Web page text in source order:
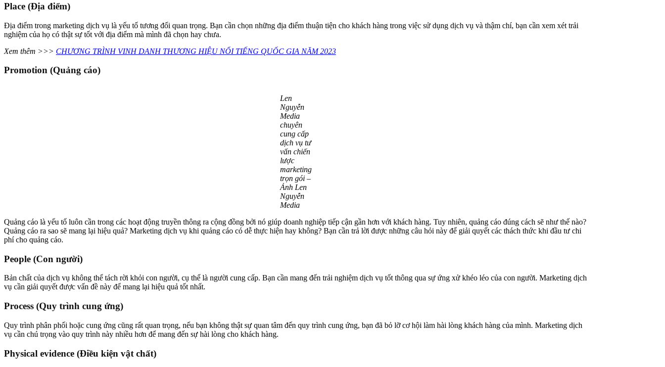
Place (Địa điểm)
Địa điểm trong marketing dịch vụ là yếu tố tương đối quan trọng. Bạn cần chọn những địa điểm thuận tiện cho khách hàng trong việc sử dụng dịch vụ và thậm chí, bạn cần xem xét trải
nghiệm của họ có thật sự tốt với địa điểm mà mình đã chọn hay chưa.
Xem thêm >>> CHƯƠNG TRÌNH VINH DANH THƯƠNG HIỆU NỔI TIẾNG QUỐC GIA NĂM 2023
Promotion (Quảng cáo)
Len
Nguyễn
Media
chuyên
cung cấp
dịch vụ tư
vấn chiến
lược
marketing
trọn gói –
Ảnh Len
Nguyễn
Media
Quảng cáo là yếu tố luôn cần trong các hoạt động truyền thông ra cộng đồng bởi nó giúp doanh nghiệp tiếp cận gần hơn với khách hàng. Tuy nhiên, quảng cáo đúng cách sẽ như thế nào?
Quảng cáo ra sao sẽ mang lại hiệu quả? Marketing dịch vụ khi quảng cáo có dễ thực hiện hay không? Bạn cần trả lời được những câu hỏi này để giải quyết các thách thức khi đầu tư chi
phí cho quảng cáo.
People (Con người)
Bản chất của dịch vụ không thể tách rời khỏi con người, cụ thể là người cung cấp. Bạn cần mang đến trải nghiệm dịch vụ tốt thông qua sự ứng xử khéo léo của con người. Marketing dịch
vụ cần giải quyết được vấn đề này để mang lại hiệu quả tốt nhất.
Process (Quy trình cung ứng)
Quy trình phân phối hoặc cung ứng cũng rất quan trọng, nếu bạn không thật sự quan tâm đến quy trình cung ứng, bạn đã bỏ lỡ cơ hội làm hài lòng khách hàng của mình. Marketing dịch
vụ cần chú trọng vào quy trình này nhiều hơn để mang đến sự hài lòng cho khách hàng.
Physical evidence (Điều kiện vật chất)